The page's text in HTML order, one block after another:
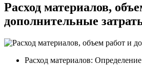
Расход материалов,
дополнительные
Расход материалов: